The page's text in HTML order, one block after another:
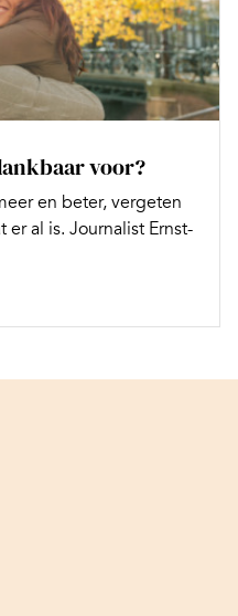
voor?
en beter, vergeten
er al is. Journalist Ernst-